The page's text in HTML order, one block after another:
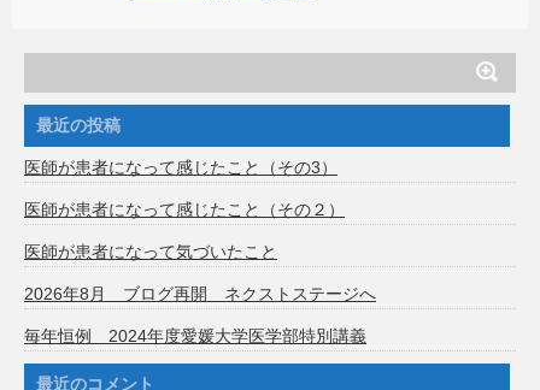
最近の投稿
医師が患者になって感じたこと（その3）
医師が患者になって感じたこと（その２）
医師が患者になって気づいたこと
2026年8月 ブログ再開 ネクストステージへ
毎年恒例 2024年度愛媛大学医学部特別講義
最近のコメント